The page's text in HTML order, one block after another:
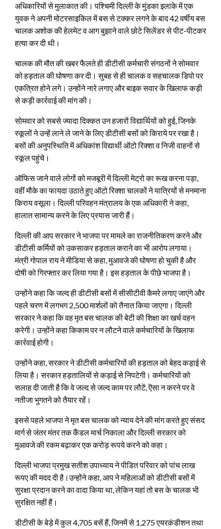
अधिकारियों से मुलाकात की। पश्चिमी दिल्ली के मुंडका इलाके में एक
युवक ने अपनी मोटरसाइकिल में बस से टक्कर लगने के बाद 42 वर्षीय बस
चालक अशोक की हेलमेट व आग बुझाने वाले छोटे सिलेंडर से पीट-पीटकर
हत्या कर दी थी।
चालक की मौत की खबर फैलते ही डीटीसी कर्मचारी संगठनों ने सोमवार
को हड़ताल की घोषणा कर दी। सुबह से ही चालक व सहचालक डिपो पर
एकत्रित होने लगे। उन्होंने नारे लगाए और बाइक सवार के खिलाफ कड़ी
से कड़ी कार्रवाई की मांग की।
सोमवार को सबसे ज्यादा दिक्कत उन हजारों विद्यार्थियों को हुई, जिनके
स्कूलों ने उन्हें लाने ले जाने के लिए डीटीसी बसों को किराये पर रखा है।
बसों की अनुपस्थिति में अधिकांश विद्यार्थी ऑटो रिक्शा व निजी वाहनों से
स्कूल पहुंचे।
ऑफिस जाने वाले लोगों को मजबूरी में दिल्ली मेट्रो का रूख करना पड़ा,
वहीं मौके का फायदा उठाते हुए ऑटो रिक्शा चालकों ने यात्रियों से मनमाना
किराय वसूला। दिल्ली परिवहन मंत्रालय के एक अधिकारी ने कहा,
हालात सामान्य करने के लिए प्रयास जारी हैं।
दिल्ली की आप सरकार ने भाजपा पर मामले का राजनीतिकरण करने और
डीटीसी कर्मियों को उकसाकर हड़ताल कराने का भी आरोप लगाया।
मंत्री गोपाल राय ने मीडिया से कहा, मुआवजे की घोषणा हो चुकी है और
दोषी को गिरफ्तार कर लिया गया है। इस हड़ताल के पीछे भाजपा है।
उन्होंने कहा कि जल्द ही डीटीसी बसों में सीसीटीवी कैमरे लगाए जाएंगे और
पहले चरण में लगभग 2,500 मार्शलों को तैनात किया जाएगा। दिल्ली
सरकार ने कहा कि वह मृत बस चालक की बेटी की शिक्षा का खर्च वहन
करेगी। उन्होंने कहा किकाम पर न लौटने वाले कर्मचारियों के खिलाफ
कार्रवाई होगी।
उन्होंने कहा, सरकार ने डीटीसी कर्मचारियों की हड़ताल को बेहद कड़ाई से
लिया है। सरकार हड़तालियों से कड़ाई से निपटेगी। कर्मचारियों को
सलाह दी जाती है कि वे जल्द से जल्द काम पर लौटें, ऎसा न करने पर वे
नतीजा भुगतने को तैयार रहें।
इससे पहले भाजपा ने मृत बस चालक को न्याय देने की मांग करते हुए संसद
मार्ग से जंतर मंतर तक कैंडल मार्च निकाला और दिल्ली सरकार को
मुआवजे की रकम बढ़ाकर एक करोड़ रूपये करने को कहा।
दिल्ली भाजपा प्रमुख सतीश उपाध्याय ने पीडित परिवार को पांच लाख
रूपए की मदद दी है।उन्होंने कहा, आप ने महिलाओं को डीटीसी बसों में
सुरक्षा प्रदान करने का वादा किया था, लेकिन यहां तो बस के चालक भी
सुरक्षित नहीं हैं।
डीटीसी के बेड़े में कुल 4,705 बसें हैं, जिनमें से 1,275 एयरकंडीशन तथा